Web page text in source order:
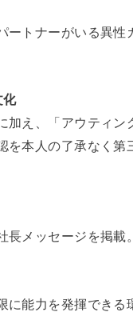
トナーがいる異性
化
え、「アウティン
本人の了承なく第
長メッセージを掲載。
に能力を発揮できる